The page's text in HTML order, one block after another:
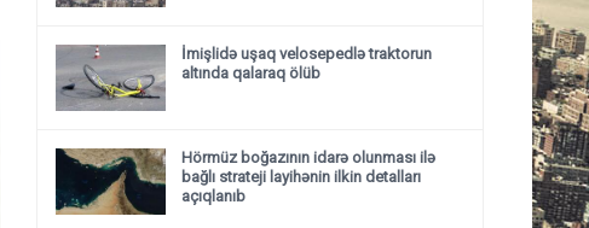
İmişlidə uşaq velosepedlə traktorun
altında qalaraq ölüb
Hörmüz boğazının idarə olunması ilə
bağlı strateji layihənin ilkin detalları
açıqlanıb